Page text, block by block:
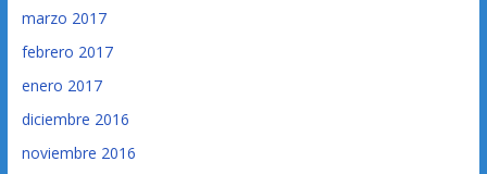
marzo 2017
febrero 2017
enero 2017
diciembre 2016
noviembre 2016